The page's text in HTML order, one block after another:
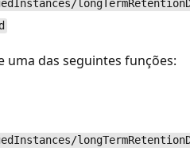
uma das seguintes funções: